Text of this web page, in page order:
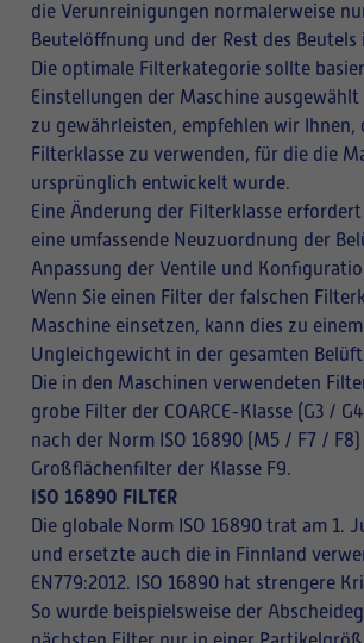
die Verunreinigungen normalerweise
Beutelöffnung und der Rest des Beutels
Die optimale Filterkategorie sollte
Einstellungen der Maschine ausgewählt
zu gewährleisten, empfehlen wir Ihnen,
Filterklasse zu verwenden, für die die
ursprünglich entwickelt wurde.
Eine Änderung der Filterklasse
eine umfassende Neuzuordnung der
Anpassung der Ventile und
Wenn Sie einen Filter der falschen
Maschine einsetzen, kann dies zu einem
Ungleichgewicht in der gesamten
Die in den Maschinen verwendeten
grobe Filter der COARCE-Klasse (G3 /
nach der Norm ISO 16890 (M5 / F7 / F8)
Großflächenfilter der Klasse F9.
ISO 16890 FILTER
Die globale Norm ISO 16890 trat am 1.
und ersetzte auch die in Finnland
EN779:2012. ISO 16890 hat strengere
So wurde beispielsweise der